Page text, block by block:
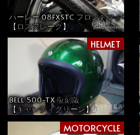
ハーレー 08FXSTC フロントフォーク
【ロスフレーク】
HELMET
BELL 500-TX 復刻版
【キャンディグリーン】
MOTORCYCLE